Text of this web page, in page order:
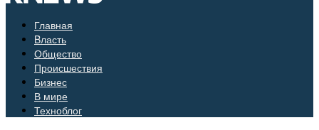
Главная
Bласть
Общество
Происшествия
Бизнес
В мире
Техноблог